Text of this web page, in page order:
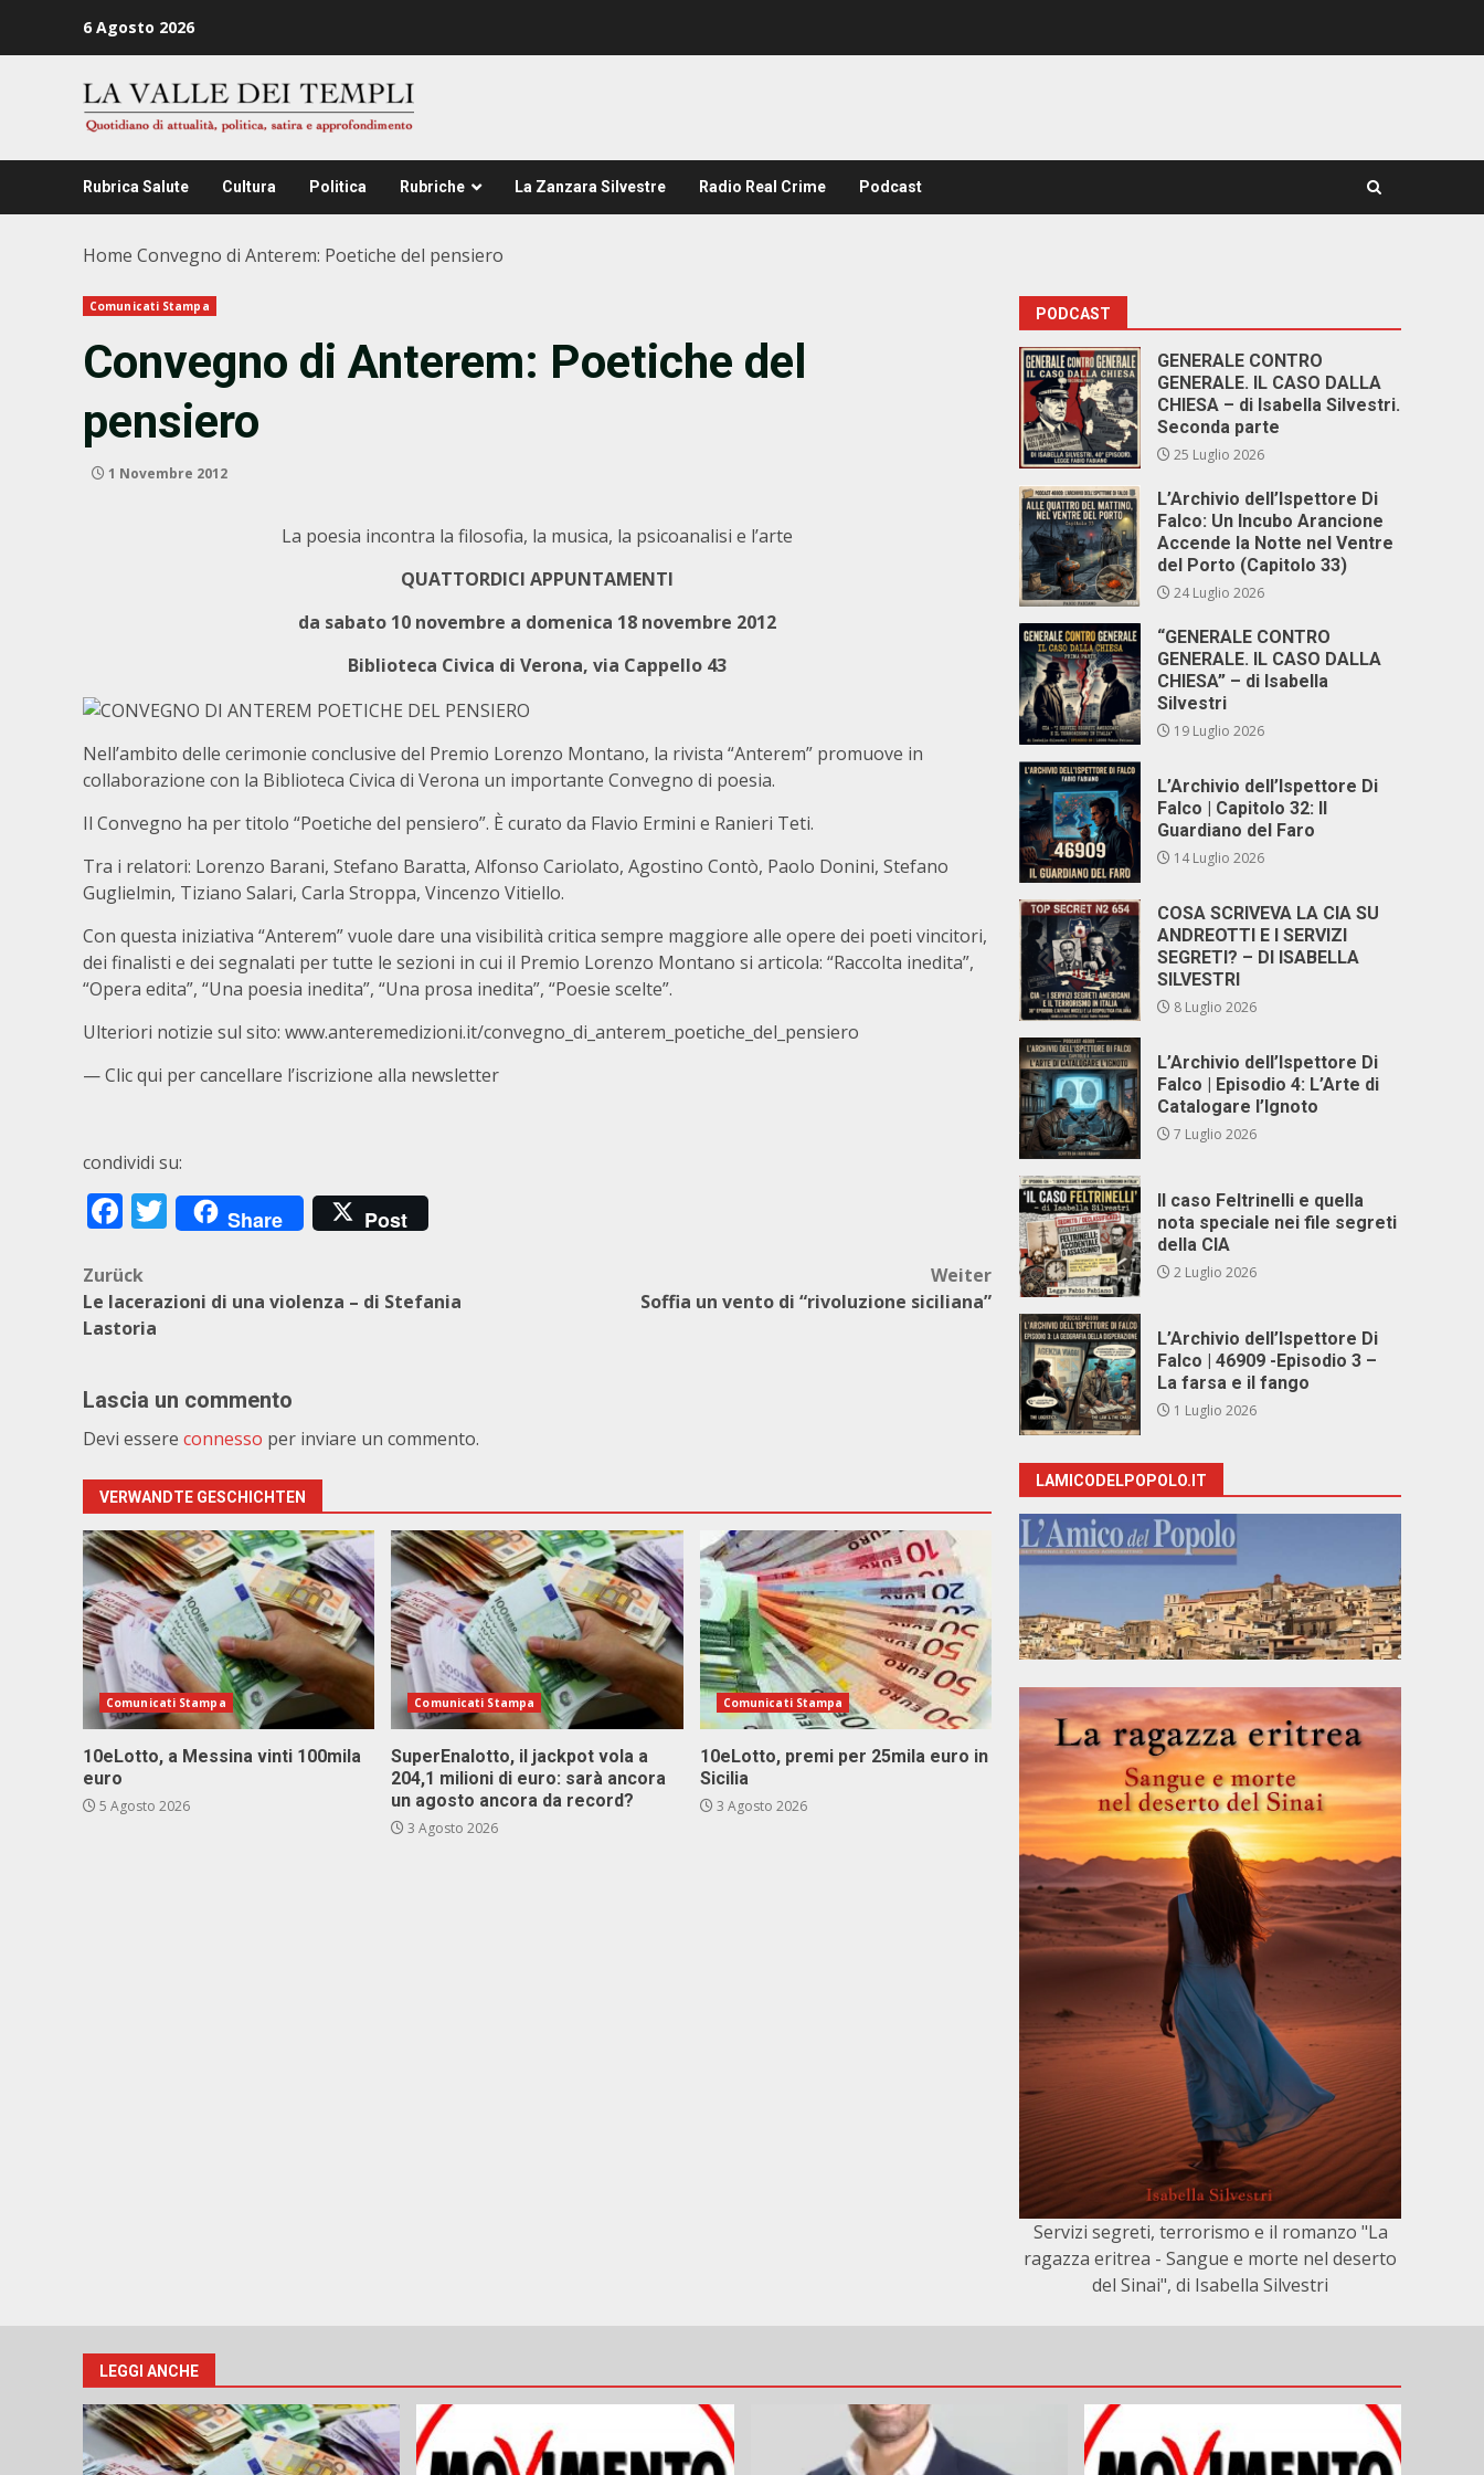
6 Agosto 2026
Rubrica Salute Cultura Politica Rubriche La Zanzara Silvestre Radio Real Crime Podcast
Home Convegno di Anterem: Poetiche del pensiero
Comunicati Stampa
Convegno di Anterem: Poetiche del
pensiero
1 Novembre 2012
La poesia incontra la filosofia, la musica, la psicoanalisi e l’arte
QUATTORDICI APPUNTAMENTI
da sabato 10 novembre a domenica 18 novembre 2012
Biblioteca Civica di Verona, via Cappello 43
Nell’ambito delle cerimonie conclusive del Premio Lorenzo Montano, la rivista “Anterem” promuove in
collaborazione con la Biblioteca Civica di Verona un importante Convegno di poesia.
Il Convegno ha per titolo “Poetiche del pensiero”. È curato da Flavio Ermini e Ranieri Teti.
Tra i relatori: Lorenzo Barani, Stefano Baratta, Alfonso Cariolato, Agostino Contò, Paolo Donini, Stefano
Guglielmin, Tiziano Salari, Carla Stroppa, Vincenzo Vitiello.
Con questa iniziativa “Anterem” vuole dare una visibilità critica sempre maggiore alle opere dei poeti vincitori,
dei finalisti e dei segnalati per tutte le sezioni in cui il Premio Lorenzo Montano si articola: “Raccolta inedita”,
“Opera edita”, “Una poesia inedita”, “Una prosa inedita”, “Poesie scelte”.
Ulteriori notizie sul sito: www.anteremedizioni.it/convegno_di_anterem_poetiche_del_pensiero
—Clic qui per cancellare l’iscrizione alla newsletter
condividi su:
Facebook
Twitter
Share Post
Beitragsnavigation
Zurück
Le lacerazioni di una violenza – di Stefania
Lastoria
Weiter
Soffia un vento di “rivoluzione siciliana”
Lascia un commento
Devi essere connesso per inviare un commento.
VERWANDTE GESCHICHTEN
Comunicati Stampa
10eLotto, a Messina vinti 100mila
euro
5 Agosto 2026
Comunicati Stampa
SuperEnalotto, il jackpot vola a
204,1 milioni di euro: sarà ancora
un agosto ancora da record?
3 Agosto 2026
Comunicati Stampa
10eLotto, premi per 25mila euro in
Sicilia
3 Agosto 2026
PODCAST
GENERALE CONTRO
GENERALE. IL CASO DALLA
CHIESA – di Isabella Silvestri.
Seconda parte
25 Luglio 2026
L’Archivio dell’Ispettore Di
Falco: Un Incubo Arancione
Accende la Notte nel Ventre
del Porto (Capitolo 33)
24 Luglio 2026
“GENERALE CONTRO
GENERALE. IL CASO DALLA
CHIESA” – di Isabella
Silvestri
19 Luglio 2026
L’Archivio dell’Ispettore Di
Falco | Capitolo 32: Il
Guardiano del Faro
14 Luglio 2026
COSA SCRIVEVA LA CIA SU
ANDREOTTI E I SERVIZI
SEGRETI? – DI ISABELLA
SILVESTRI
8 Luglio 2026
L’Archivio dell’Ispettore Di
Falco | Episodio 4: L’Arte di
Catalogare l’Ignoto
7 Luglio 2026
Il caso Feltrinelli e quella
nota speciale nei file segreti
della CIA
2 Luglio 2026
L’Archivio dell’Ispettore Di
Falco | 46909 -Episodio 3 –
La farsa e il fango
1 Luglio 2026
LAMICODELPOPOLO.IT
Servizi segreti, terrorismo e il romanzo "La
ragazza eritrea - Sangue e morte nel deserto
del Sinai", di Isabella Silvestri
LEGGI ANCHE